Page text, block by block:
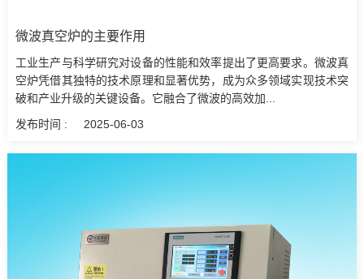
微波真空炉的主要作用
工业生产与科学研究对设备的性能和效率提出了更高要求。微波真
空炉凭借其独特的技术原理和显著优势，成为众多领域实现技术突
破和产业升级的关键设备。它融合了微波的高效加...
发布时间 :
2025-06-03